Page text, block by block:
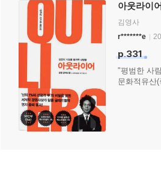
아웃라이
김영사
r*******e
p.331
"평범한 사
문화적유산